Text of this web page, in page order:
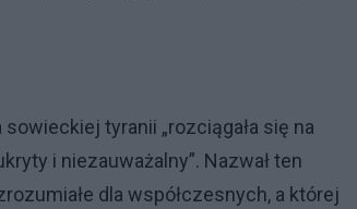
tyranii „rozciągała się na
i niezauważalny”. Nazwał ten
dla współczesnych, a której